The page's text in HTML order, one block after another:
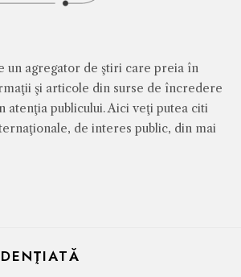
un agregator de ştiri care preia în
şi articole din surse de încredere
atenţia publicului. Aici veţi putea citi
de interes public, din mai